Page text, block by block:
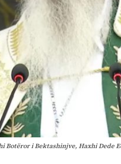
Botëror i Bektashinjve, Haxhi Dede